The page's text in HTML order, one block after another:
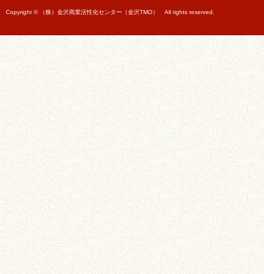
Copyright © （株）金沢商業活性化センター（金沢TMO） All rights reserved.